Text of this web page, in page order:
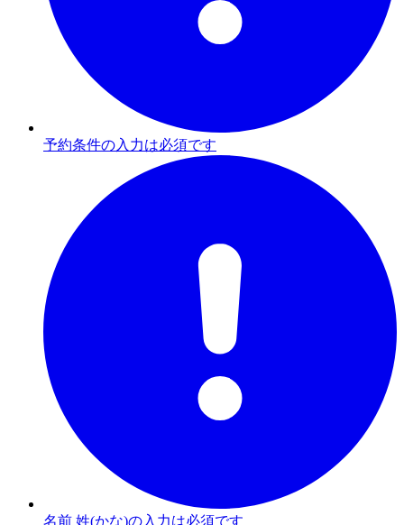
予約条件の入力は必須です
名前 姓(かな)の入力は必須です